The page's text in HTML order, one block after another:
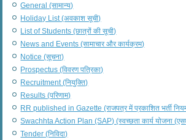
General (सामान्य)
Holiday List (अवकाश सूची)
List of Students (छात्रों की सूची)
News and Events (सामाचार और कार्यक्रम)
Notice (सूचना)
Prospectus (विवरण पत्रिका)
Recruitment (नियुक्ति)
Results (परिणाम)
RR published in Gazette (राजपत्र में प्रकाशित भर्ती
Swachhta Action Plan (SAP) (स्वच्छता कार्य योजना
Tender (निविदा)